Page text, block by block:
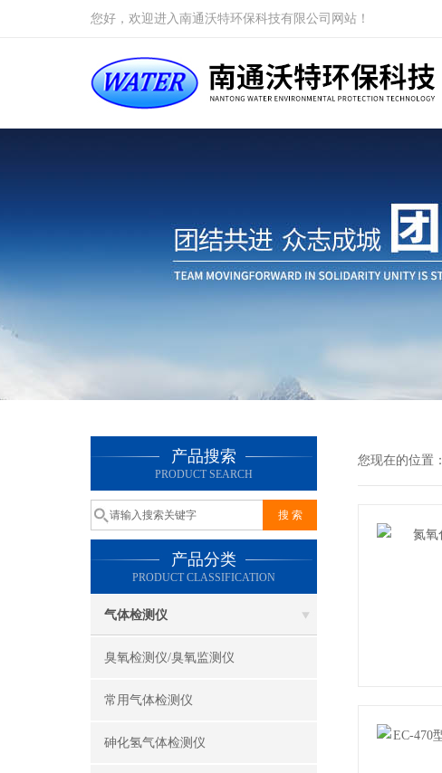
您好，欢迎进入南通沃特环保科技有限公司网站！
产品搜索
PRODUCT SEARCH
产品分类
PRODUCT CLASSIFICATION
气体检测仪
臭氧检测仪/臭氧监测仪
常用气体检测仪
砷化氢气体检测仪
您现在的位置：